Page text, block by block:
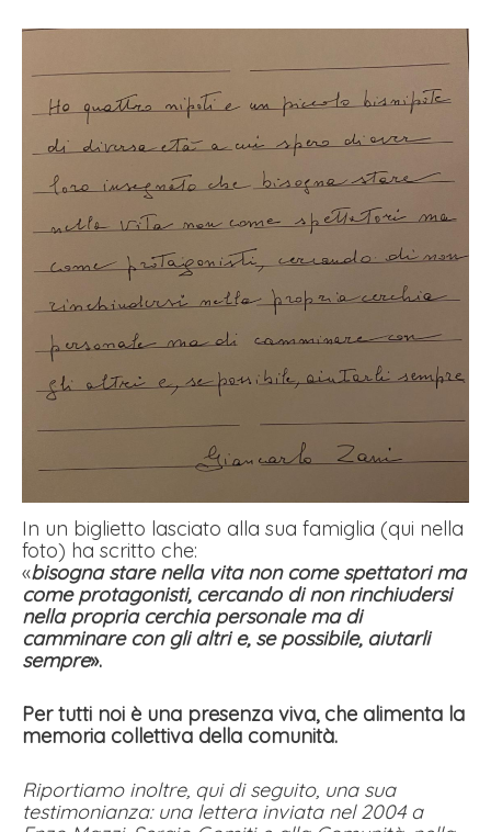
In un biglietto lasciato alla sua famiglia (qui nella
foto) ha scritto che:
«bisogna stare nella vita non come spettatori ma
come protagonisti, cercando di non rinchiudersi
nella propria cerchia personale ma di
camminare con gli altri e, se possibile, aiutarli
sempre».
Per tutti noi è una presenza viva, che alimenta la
memoria collettiva della comunità.
Riportiamo inoltre, qui di seguito, una sua
testimonianza: una lettera inviata nel 2004 a